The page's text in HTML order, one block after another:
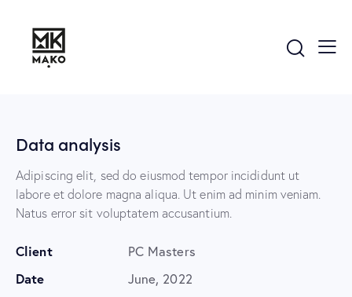
Data analysis
Adipiscing elit, sed do eiusmod tempor incididunt ut
labore et dolore magna aliqua. Ut enim ad minim veniam.
Natus error sit voluptatem accusantium.
Client PC Masters
Date June, 2022